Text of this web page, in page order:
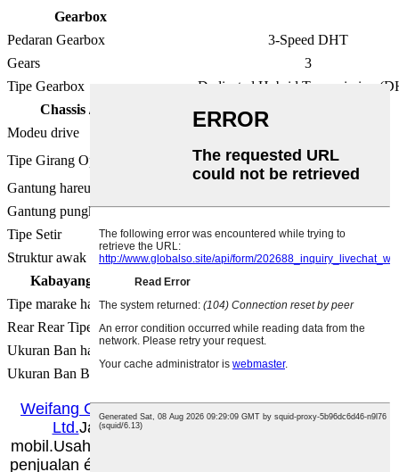
Gearbox
Pedaran Gearbox
3-Speed ​​DHT
Gears
3
Tipe Gearbox
Dedicated Hybrid Transmission
Chassis / setir
Modeu drive
Tipe Girang Opat Roda
Euweuh
Gantung hareup
Gantung pungkur
Multi-Tumbu gantung bebas
Tipe Setir
Bantuan Listrik
Struktur awak
Beban Bearing
Kabayang / Rem
Tipe marake hareup
Ventilated Disc
Rear Rear Tipe
Cakram padet
Ukuran Ban hareup
Ukuran Ban Belakang
235/50 R19
Weifang Century Sovereign Automobile Sales Co.,
Ltd.Janten pamimpin industri dina widang
mobil.Usaha utama ngalegaan tina merek low-end ka
penjualan ékspor mobil merek anu luhur sareng ultra-